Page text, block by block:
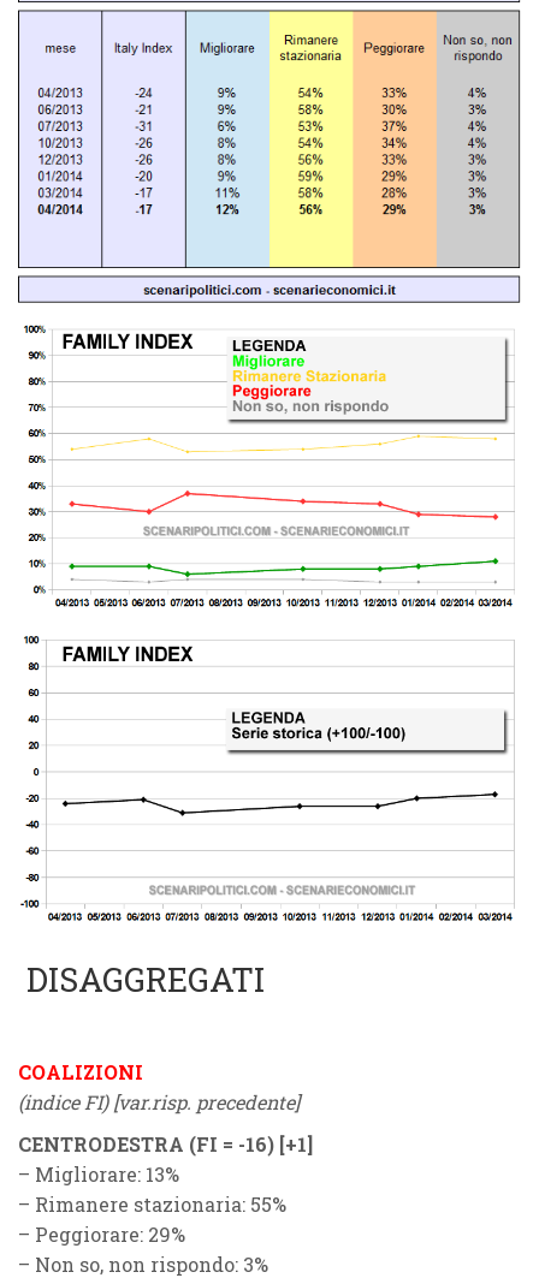
DISAGGREGATI
COALIZIONI
(indice FI) [var.risp. precedente]
CENTRODESTRA (FI = -16) [+1]
– Migliorare: 13%
– Rimanere stazionaria: 55%
– Peggiorare: 29%
– Non so, non rispondo: 3%